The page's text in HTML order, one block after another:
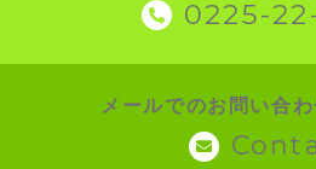
0225-
メールでのお問い合